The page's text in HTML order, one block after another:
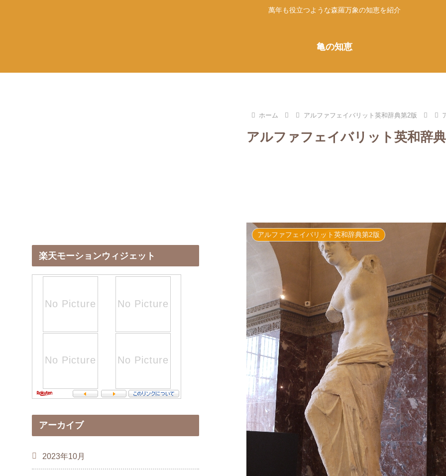
萬年も役立つような森羅万象の知恵を紹介
亀の知恵
ホーム アルファフェイバリット英和辞典第2版
アルファフェイバリット英和辞典
アルファフェイバリット英和辞典第2版
楽天モーションウィジェット
アーカイブ
2023年10月